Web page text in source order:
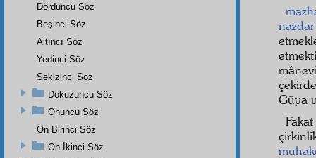
nazdar
Güya
Dördüncü Söz
Beşinci Söz
Altıncı Söz
Yedinci Söz
Sekizinci Söz
Dokuzuncu Söz
Onuncu Söz
On Birinci Söz
On İkinci Söz